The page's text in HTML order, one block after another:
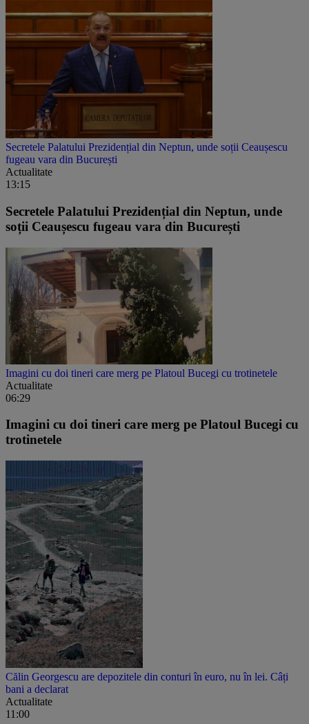
Secretele Palatului Prezidențial din Neptun, unde soții Ceaușescu
fugeau vara din București
Actualitate
13:15
Secretele Palatului Prezidențial din Neptun, unde
soții Ceaușescu fugeau vara din București
Imagini cu doi tineri care merg pe Platoul Bucegi cu trotinetele
Actualitate
06:29
Imagini cu doi tineri care merg pe Platoul Bucegi cu
trotinetele
Călin Georgescu are depozitele din conturi în euro, nu în lei. Câți
bani a declarat
Actualitate
11:00